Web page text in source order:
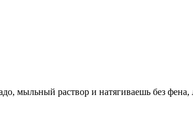
мыльный раствор и натягиваешь без фена,